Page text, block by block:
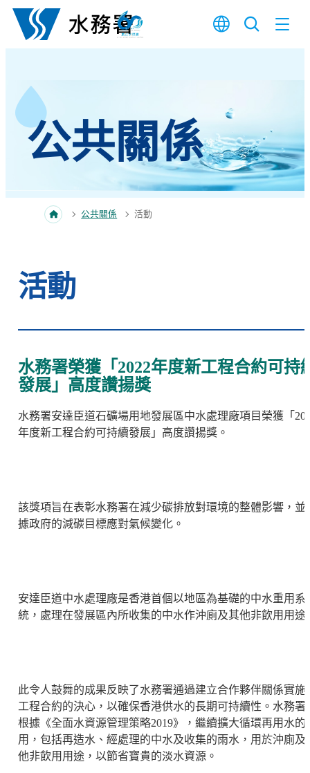
跳至內容
公共關係
公共關係 活動
活動
水務署榮獲「2022年度新工程合約可持
發展」高度讚揚獎
水務署安達臣道石礦場用地發展區中水處理廠項目榮獲「
年度新工程合約可持續發展」高度讚揚獎。
該獎項旨在表彰水務署在減少碳排放對環境的整體影響，並
據政府的減碳目標應對氣候變化。
安達臣道中水處理廠是香港首個以地區為基礎的中水重用系
統，處理在發展區內所收集的中水作沖廁及其他非飲用用途
此令人鼓舞的成果反映了水務署通過建立合作夥伴關係實施
工程合約的決心，以確保香港供水的長期可持續性。水務署
根據《全面水資源管理策略2019》，繼續擴大循環再用水的
用，包括再造水、經處理的中水及收集的雨水，用於沖廁及
他非飲用用途，以節省寶貴的淡水資源。